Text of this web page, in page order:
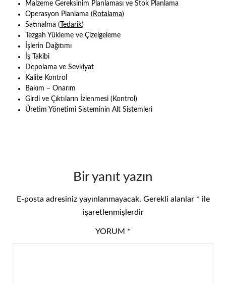
Malzeme Gereksinim Planlaması ve Stok Planlama
Operasyon Planlama ( Rotalama)
Satınalma ( Tedarik)
Tezgah Yükleme ve Çizelgeleme
İşlerin Dağıtımı
İş Takibi
Depolama ve Sevkiyat
Kalite Kontrol
Bakım – Onarım
Girdi ve Çıktıların İzlenmesi (Kontrol)
Üretim Yönetimi Sisteminin Alt Sistemleri
Bir yanıt yazın
E-posta adresiniz yayınlanmayacak. Gerekli alanlar * ile
işaretlenmişlerdir
YORUM *